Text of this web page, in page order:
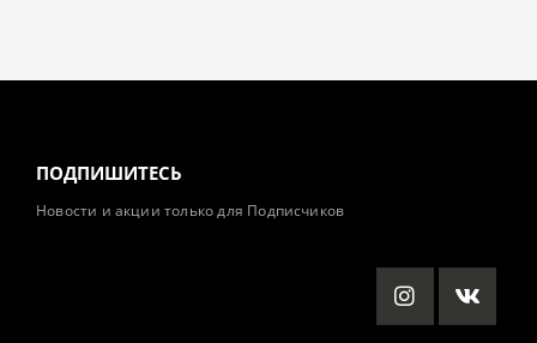
ПОДПИШИТЕСЬ
Новости и акции только для Подписчиков